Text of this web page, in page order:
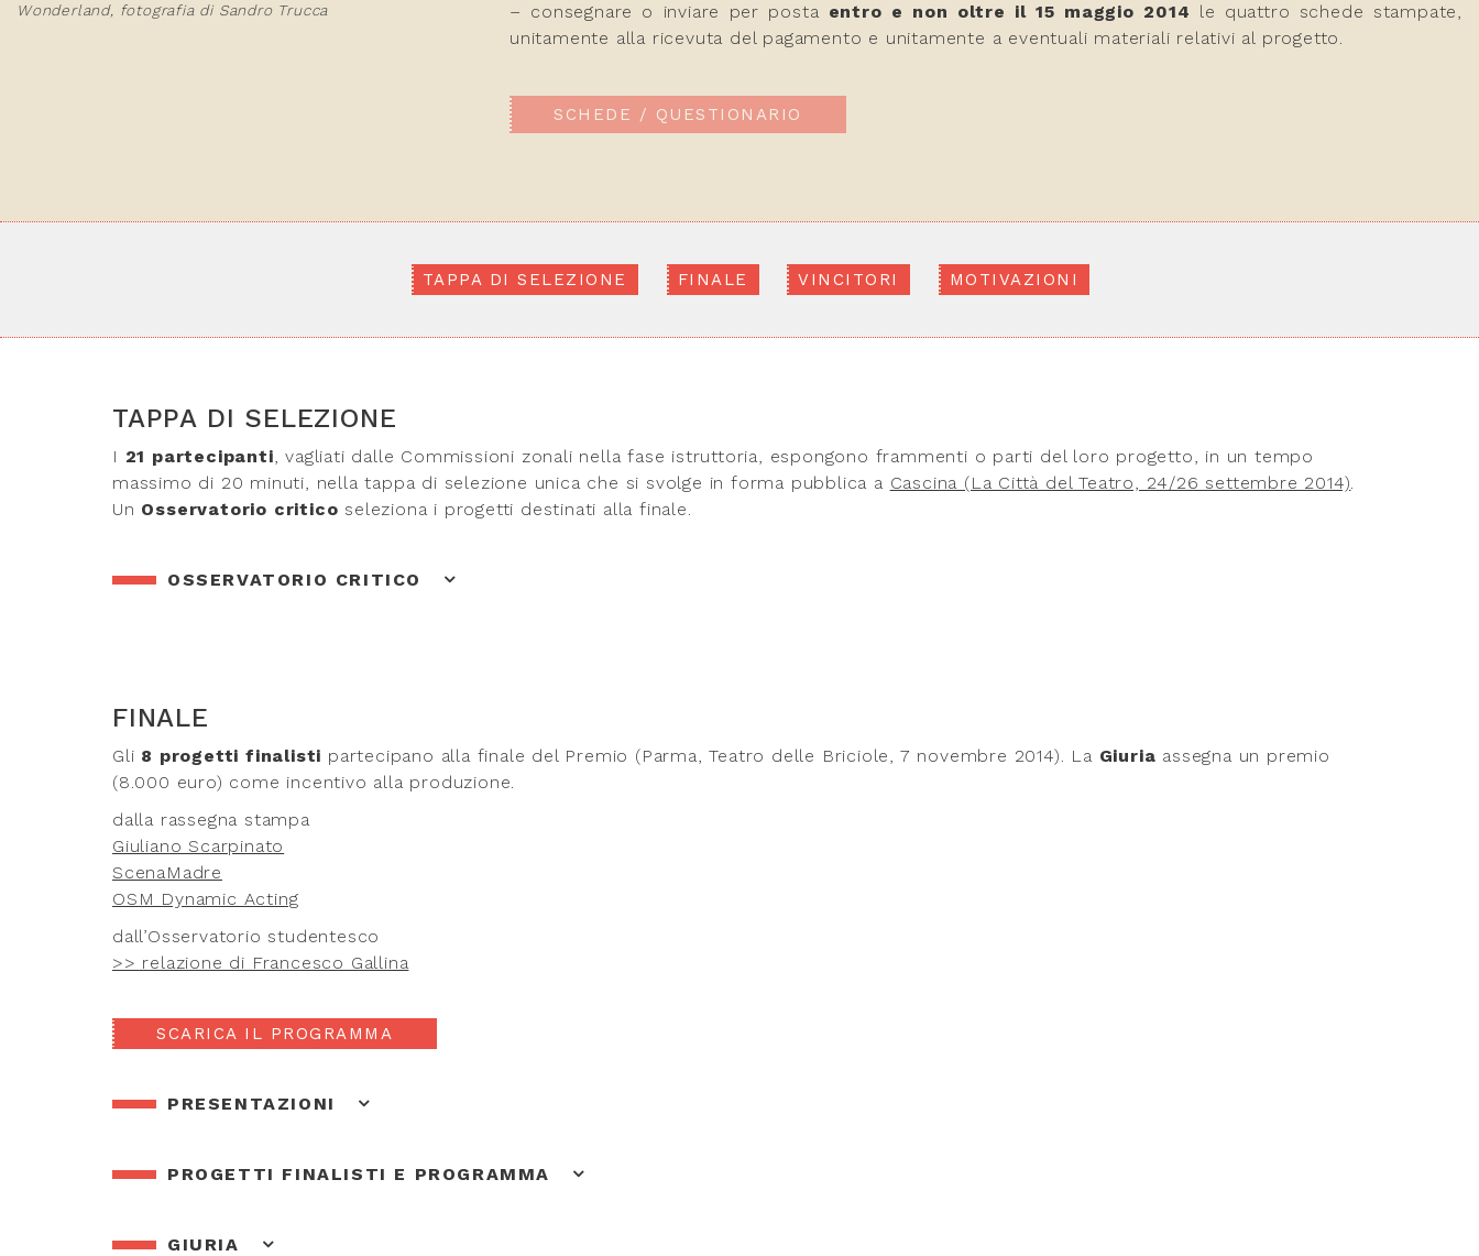
Wonderland, fotografia di Sandro Trucca
– consegnare o inviare per posta entro e non oltre il 15 maggio 2014 le quattro schede stampate,
unitamente alla ricevuta del pagamento e unitamente a eventuali materiali relativi al progetto.
SCHEDE / QUESTIONARIO
TAPPA DI SELEZIONE FINALE VINCITORI MOTIVAZIONI
TAPPA DI SELEZIONE
I 21 partecipanti, vagliati dalle Commissioni zonali nella fase istruttoria, espongono frammenti o parti del loro progetto, in un tempo
massimo di 20 minuti, nella tappa di selezione unica che si svolge in forma pubblica a Cascina (La Città del Teatro, 24/26 settembre 2014).
Un Osservatorio critico seleziona i progetti destinati alla finale.
OSSERVATORIO CRITICO
FINALE
Gli 8 progetti finalisti partecipano alla finale del Premio (Parma, Teatro delle Briciole, 7 novembre 2014). La Giuria assegna un premio
(8.000 euro) come incentivo alla produzione.
dalla rassegna stampa
Giuliano Scarpinato
ScenaMadre
OSM Dynamic Acting
dall’Osservatorio studentesco
>> relazione di Francesco Gallina
SCARICA IL PROGRAMMA
PRESENTAZIONI
PROGETTI FINALISTI E PROGRAMMA
GIURIA